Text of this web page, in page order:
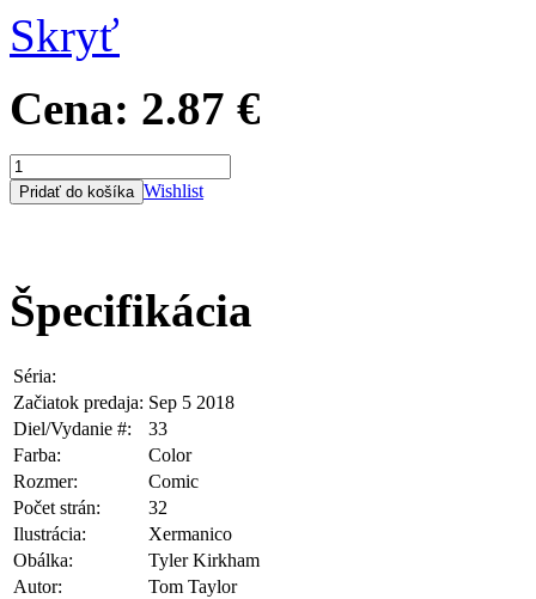
Skryť
Cena: 2.87 €
Wishlist
Špecifikácia
Séria:
Začiatok predaja: Sep 5 2018
Diel/Vydanie #:
33
Farba:
Color
Rozmer:
Comic
Počet strán:
32
Ilustrácia:
Xermanico
Obálka:
Tyler Kirkham
Autor:
Tom Taylor